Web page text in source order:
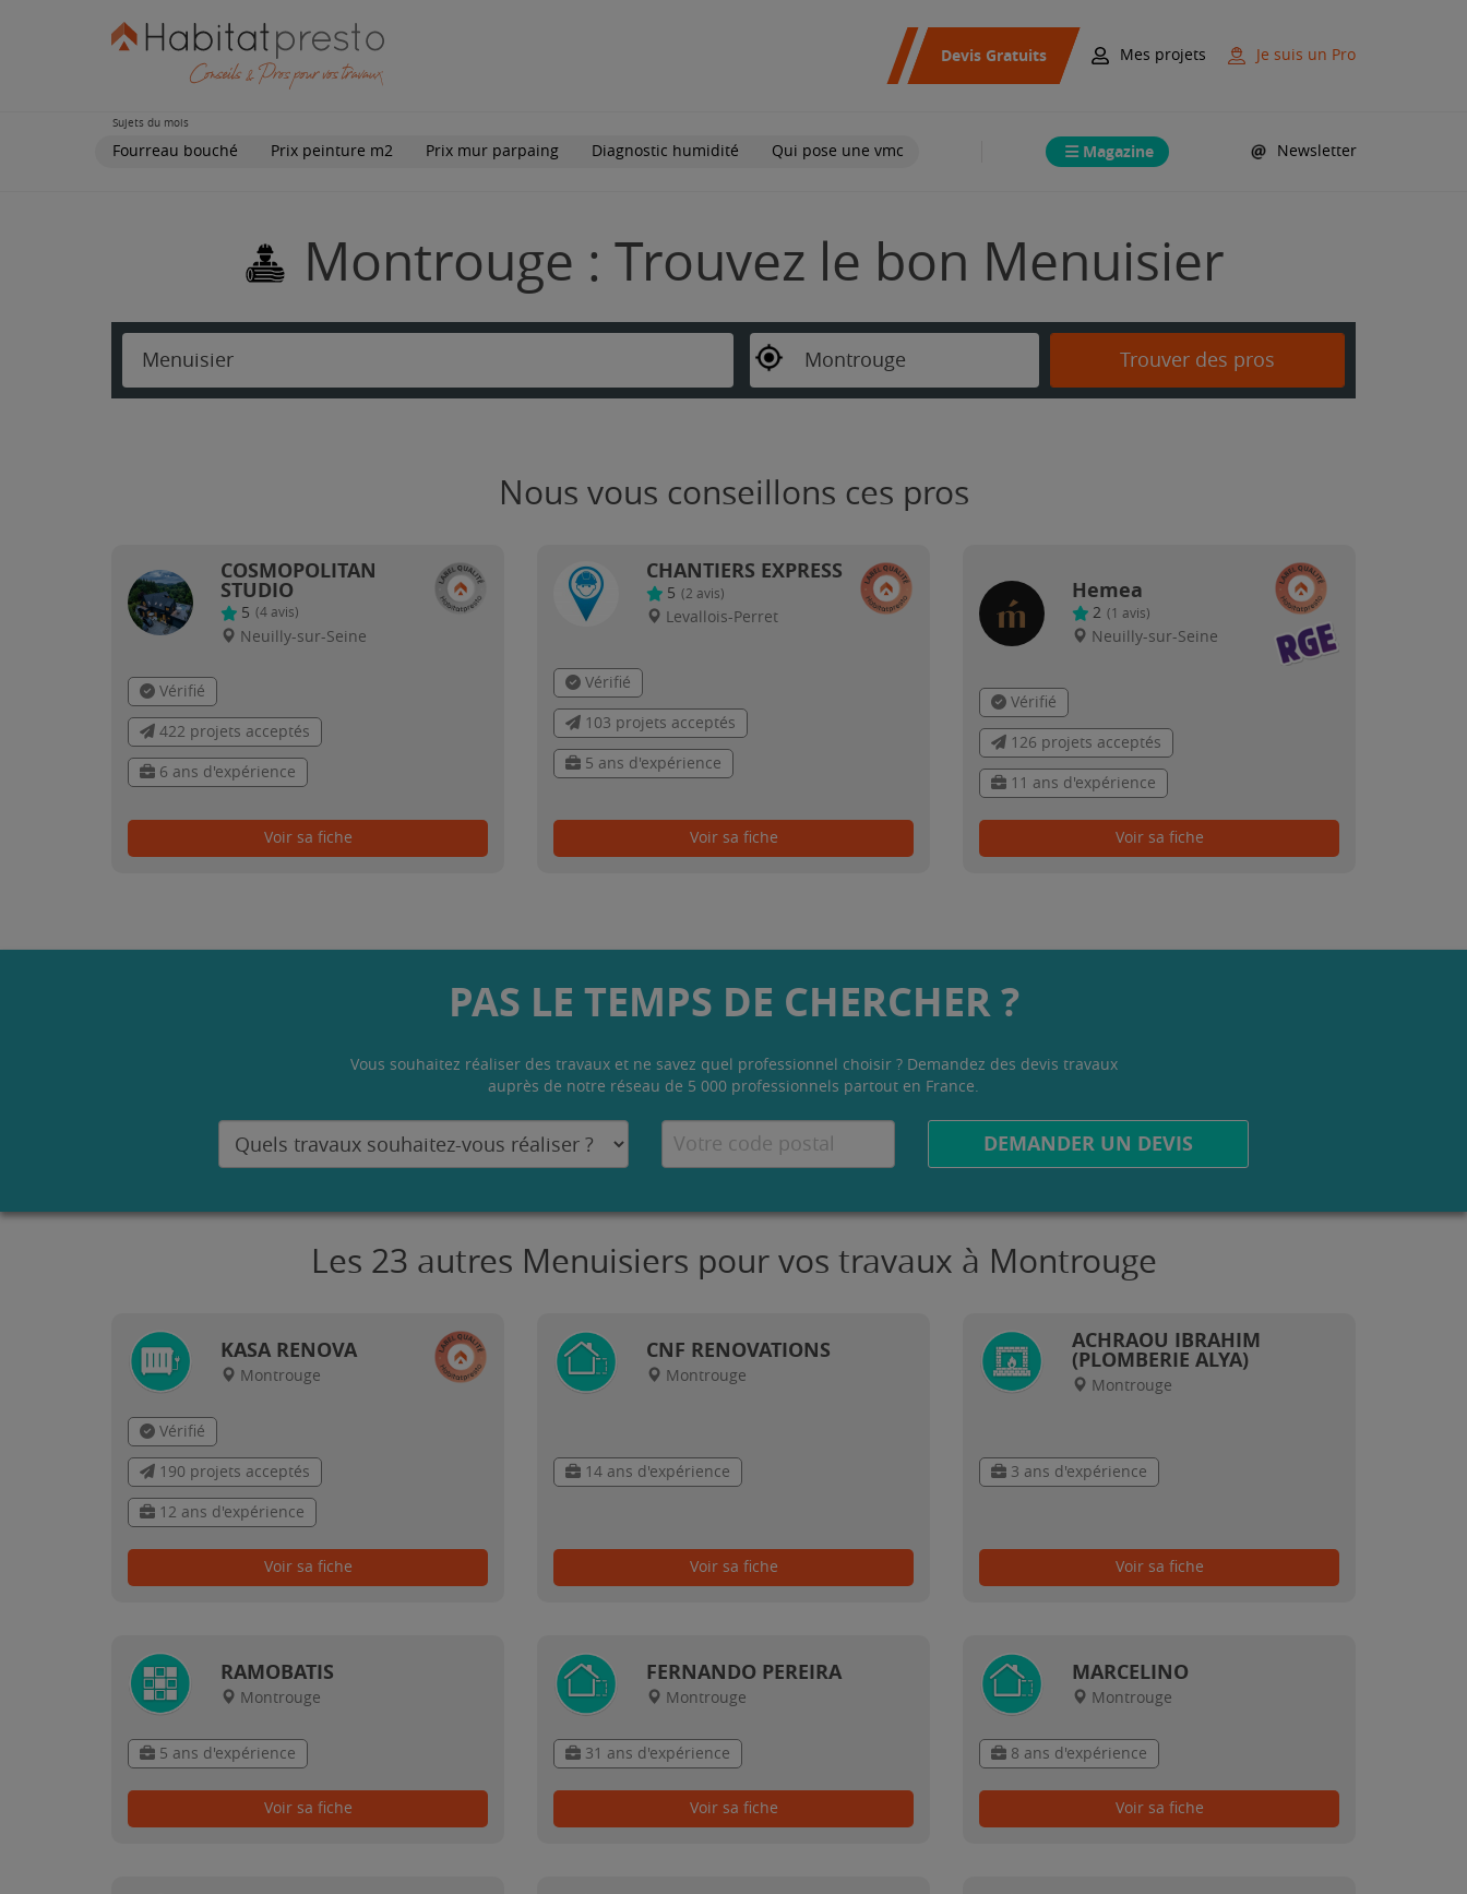
Devis Gratuits Mes projets Je suis un Pro
Sujets du mois
Fourreau bouché Prix peinture m2 Prix mur parpaing Diagnostic humidité Qui pose une vmc Magazine Newsletter
Montrouge : Trouvez le bon Menuisier
Menuisier Montrouge Trouver des pros
Nous vous conseillons ces pros
COSMOPOLITAN
STUDIO
5 (4 avis)
Neuilly-sur-Seine
Vérifié
422 projets acceptés
6 ans d'expérience
Voir sa fiche
CHANTIERS EXPRESS
5 (2 avis)
Levallois-Perret
Vérifié
103 projets acceptés
5 ans d'expérience
Voir sa fiche
Hemea
2 (1 avis)
Neuilly-sur-Seine
Vérifié
126 projets acceptés
11 ans d'expérience
Voir sa fiche
PAS LE TEMPS DE CHERCHER ?
Vous souhaitez réaliser des travaux et ne savez quel professionnel choisir ? Demandez des devis travaux
auprès de notre réseau de 5 000 professionnels partout en France.
DEMANDER UN DEVIS
Les 23 autres Menuisiers pour vos travaux à Montrouge
KASA RENOVA
Montrouge
Vérifié
190 projets acceptés
12 ans d'expérience
Voir sa fiche
CNF RENOVATIONS
Montrouge
14 ans d'expérience
Voir sa fiche
ACHRAOU IBRAHIM
(PLOMBERIE ALYA)
Montrouge
3 ans d'expérience
Voir sa fiche
RAMOBATIS
Montrouge
5 ans d'expérience
Voir sa fiche
FERNANDO PEREIRA
Montrouge
31 ans d'expérience
Voir sa fiche
MARCELINO
Montrouge
8 ans d'expérience
Voir sa fiche